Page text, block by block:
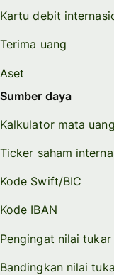
Kartu debit
Terima uang
Aset
Sumber daya
Kalkulator mata uang
Ticker saham
Kode Swift/BIC
Kode IBAN
Pengingat nilai tukar
Bandingkan nilai